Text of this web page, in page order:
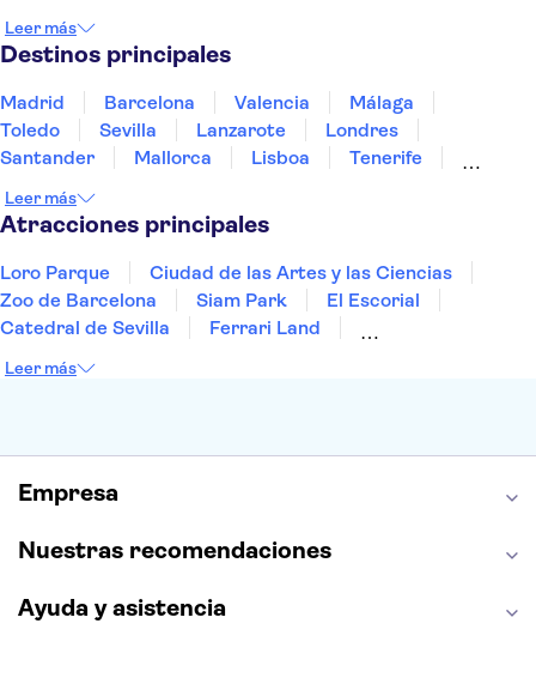
Portugal
Tailandia
Leer más
Destinos principales
Madrid Barcelona Valencia
Málaga
Toledo
Sevilla Lanzarote
Londres
Santander
Mallorca Lisboa
Tenerife
Bilbao
Menorca Granada
Leer más
Atracciones principales
Loro Parque
Ciudad de las Artes y las Ciencias
Zoo de Barcelona
Siam Park
El Escorial
Catedral de Sevilla
Ferrari Land
Montserrat
Parque Warner
Leer más
Empresa
Nuestras recomendaciones
Ayuda y asistencia